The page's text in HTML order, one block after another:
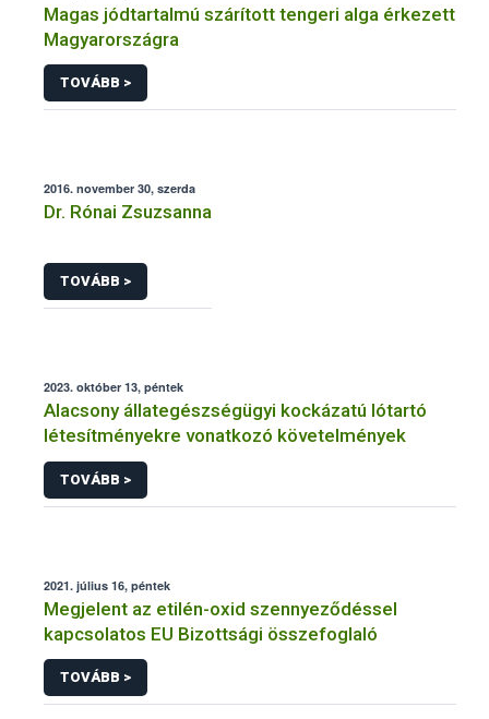
Magas jódtartalmú szárított tengeri alga érkezett
Magyarországra
TOVÁBB >
2016. november 30, szerda
Dr. Rónai Zsuzsanna
TOVÁBB >
2023. október 13, péntek
Alacsony állategészségügyi kockázatú lótartó
létesítményekre vonatkozó követelmények
TOVÁBB >
2021. július 16, péntek
Megjelent az etilén-oxid szennyeződéssel
kapcsolatos EU Bizottsági összefoglaló
TOVÁBB >